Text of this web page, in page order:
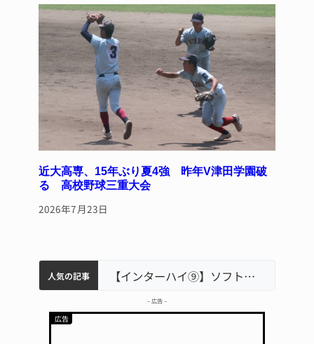
近大高専、15年ぶり夏4強 昨年V津田学園破
る 高校野球三重大会
2026年7月23日
人気の記事
中学校の陶壁モニュメント 地元建設会社がボランティアで清掃 伊賀名張市立病院のDMAT、熊本地震の被災地へ 能登以来3回目の派遣
名張市水道料金47％値上げへ 答申案、審議会で大筋まとまる 【インターハイ⑨】ソフトテニス ミス減らし上位狙う 近大高専
– 広告 –